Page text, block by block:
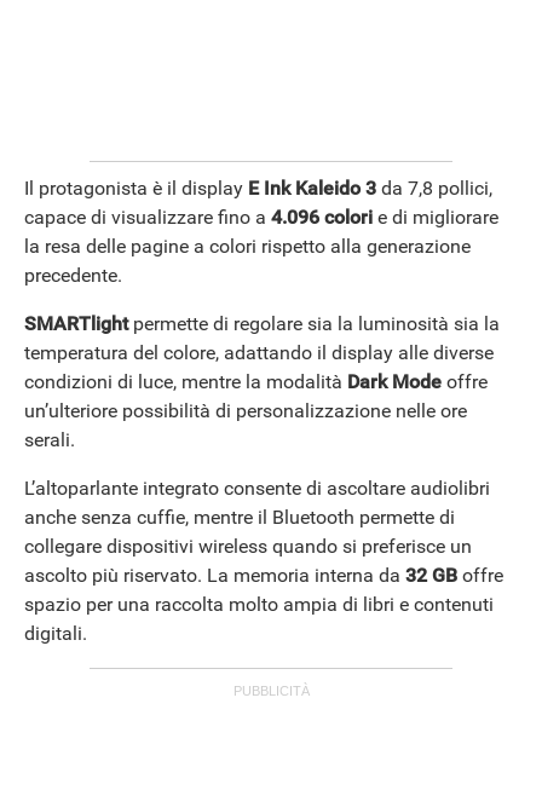
Il protagonista è il display E Ink Kaleido 3 da 7,8 pollici,
capace di visualizzare fino a 4.096 colori e di migliorare
la resa delle pagine a colori rispetto alla generazione
precedente.
SMARTlightpermette di regolare sia la luminosità sia la
temperatura del colore, adattando il display alle diverse
condizioni di luce, mentre la modalità Dark Mode offre
un’ulteriore possibilità di personalizzazione nelle ore
serali.
L’altoparlante integrato consente di ascoltare audiolibri
anche senza cuffie, mentre il Bluetooth permette di
collegare dispositivi wireless quando si preferisce un
ascolto più riservato. La memoria interna da 32 GB offre
spazio per una raccolta molto ampia di libri e contenuti
digitali.